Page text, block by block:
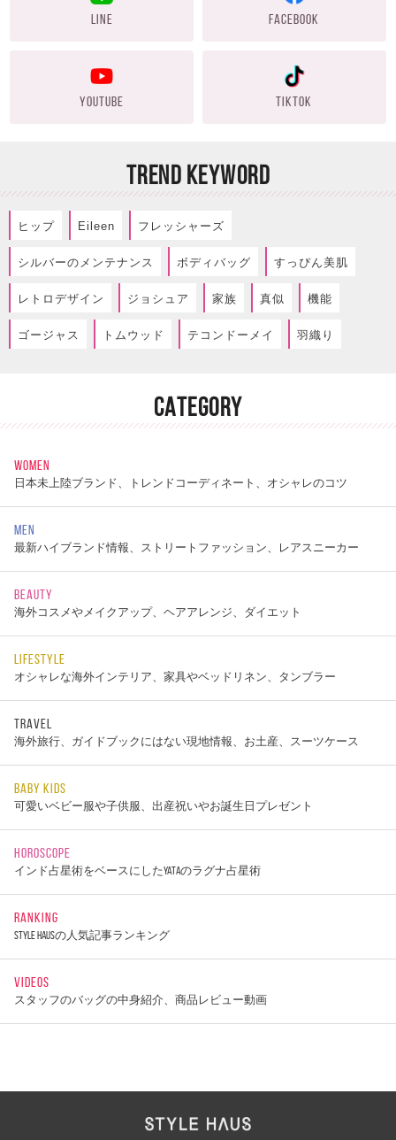
LINE FACEBOOK
YOUTUBE TIKTOK
TREND KEYWORD
ヒップ Eileen フレッシャーズ
シルバーのメンテナンス ボディバッグ すっぴん美肌
レトロデザイン ジョシュア 家族 真似 機能
ゴージャス トムウッド テコンドーメイ 羽織り
CATEGORY
WOMEN
日本未上陸ブランド、トレンドコーディネート、オシャレのコツ
MEN
最新ハイブランド情報、ストリートファッション、レアスニーカー
BEAUTY
海外コスメやメイクアップ、ヘアアレンジ、ダイエット
LIFESTYLE
オシャレな海外インテリア、家具やベッドリネン、タンブラー
TRAVEL
海外旅行、ガイドブックにはない現地情報、お土産、スーツケース
BABY KIDS
可愛いベビー服や子供服、出産祝いやお誕生日プレゼント
HOROSCOPE
インド占星術をベースにしたYATAのラグナ占星術
RANKING
STYLE HAUSの人気記事ランキング
VIDEOS
スタッフのバッグの中身紹介、商品レビュー動画